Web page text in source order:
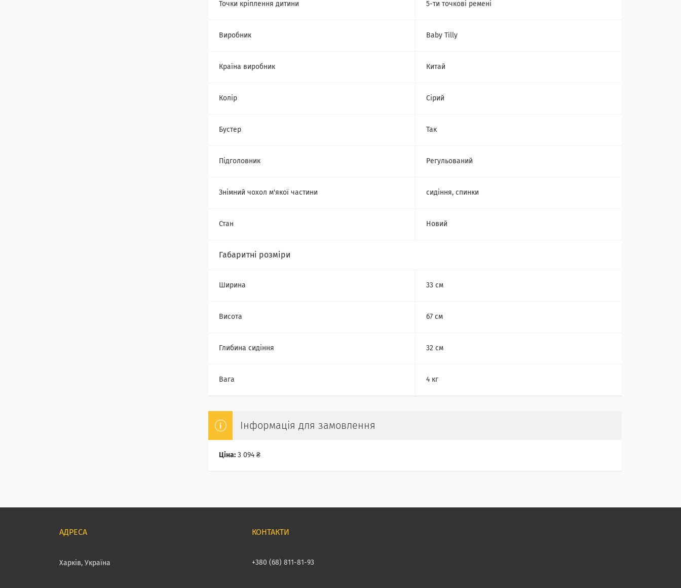
Точки кріплення дитини 5-ти точкові ремені
Виробник Baby Tilly
Країна виробник Китай
Колір Сірий
Бустер Так
Підголовник Регульований
Знімний чохол м'якої частини сидіння, спинки
Стан Новий
Габаритні розміри
Ширина 33 см
Висота 67 см
Глибина сидіння 32 см
Вага 4 кг
Інформація для замовлення
Ціна: 3 094 ₴
Харків, Україна +380 (68) 811-81-93